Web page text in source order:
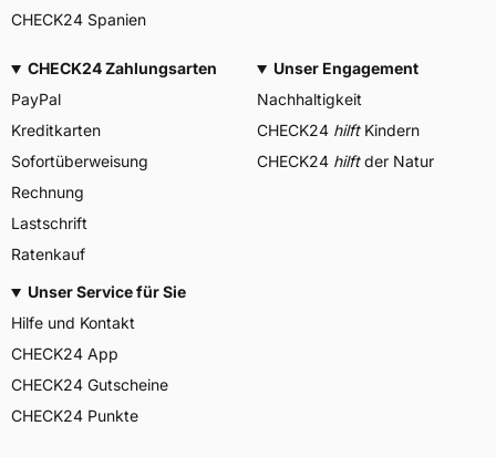
CHECK24 Spanien
CHECK24 Zahlungsarten
PayPal
Kreditkarten
Sofortüberweisung
Rechnung
Lastschrift
Ratenkauf
Unser Engagement
Nachhaltigkeit
CHECK24 hilftKindern
CHECK24 hilftder Natur
Unser Service für Sie
Hilfe und Kontakt
CHECK24 App
CHECK24 Gutscheine
CHECK24 Punkte